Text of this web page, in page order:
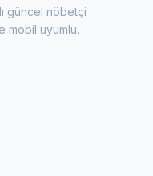
güncel nöbetçi
mobil uyumlu.